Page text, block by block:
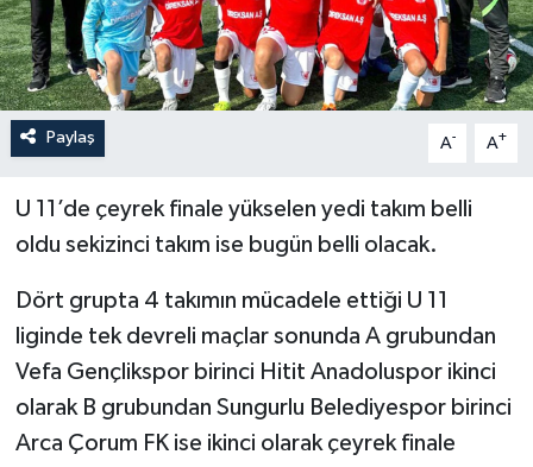
Paylaş A- A+
U 11’de çeyrek finale yükselen yedi takım belli
oldu sekizinci takım ise bugün belli olacak.
Dört grupta 4 takımın mücadele ettiği U 11
liginde tek devreli maçlar sonunda A grubundan
Vefa Gençlikspor birinci Hitit Anadoluspor ikinci
olarak B grubundan Sungurlu Belediyespor birinci
Arca Çorum FK ise ikinci olarak çeyrek finale
OTOPARK
TEKNOLOJİ